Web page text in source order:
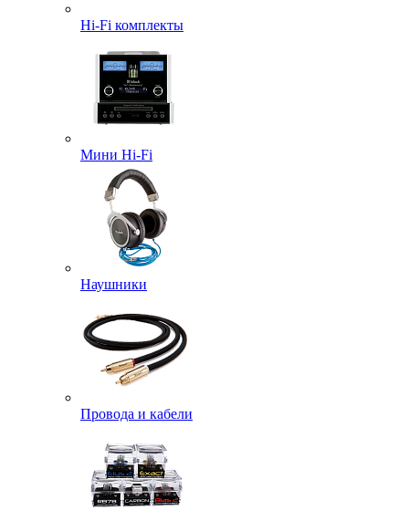
Hi-Fi комплекты
Мини Hi-Fi
Наушники
Провода и кабели